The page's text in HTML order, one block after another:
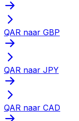
QAR naar GBP
QAR naar JPY
QAR naar CAD